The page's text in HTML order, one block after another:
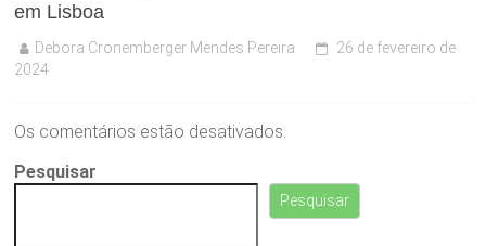
em Lisboa
Debora Cronemberger Mendes Pereira
26 de fevereiro de
2024
Os comentários estão desativados.
Pesquisar
Pesquisar